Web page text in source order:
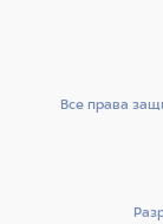
Все права